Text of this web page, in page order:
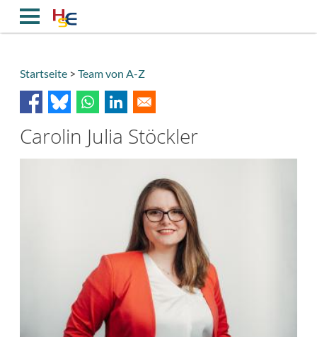
Inhalt
Breadcrumb
Startseite Team von A-Z
Carolin Julia Stöckler